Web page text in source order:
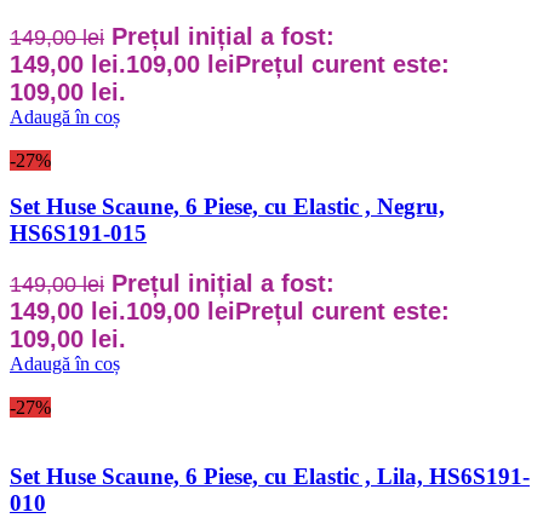
149,00lei Prețul inițial a fost:
149,00 lei.109,00 leiPrețul curent este:
109,00 lei.
Adaugă în coș
-27%
Set Huse Scaune, 6 Piese, cu Elastic , Negru,
HS6S191-015
149,00lei Prețul inițial a fost:
149,00 lei.109,00 leiPrețul curent este:
109,00 lei.
Adaugă în coș
-27%
Set Huse Scaune, 6 Piese, cu Elastic , Lila, HS6S191-
010